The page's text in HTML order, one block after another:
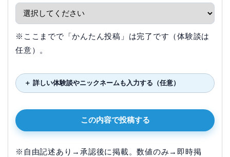
※ここまでで「かんたん投稿」は完了です（体験談は
任意）。
＋ 詳しい体験談やニックネームも入力する（任意）
この内容で投稿する
※自由記述あり→承認後に掲載。数値のみ→即時掲